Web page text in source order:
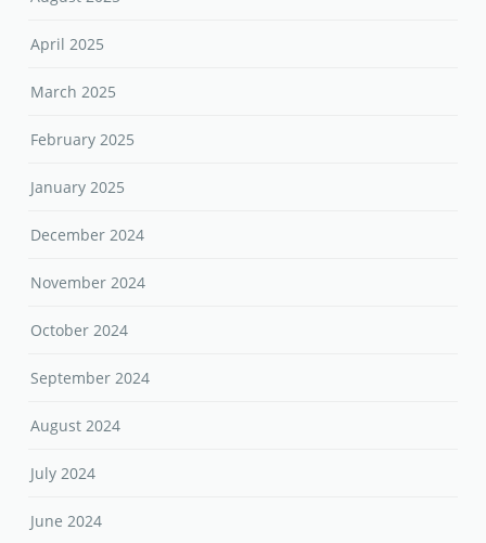
April 2025
March 2025
February 2025
January 2025
December 2024
November 2024
October 2024
September 2024
August 2024
July 2024
June 2024